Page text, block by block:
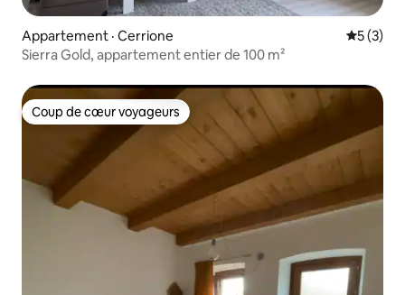
Appartement · Cerrione Note
5 (3)
Sierra Gold, appartement entier de 100 m²
Coup de cœur voyageurs
Coup de cœur voyageurs